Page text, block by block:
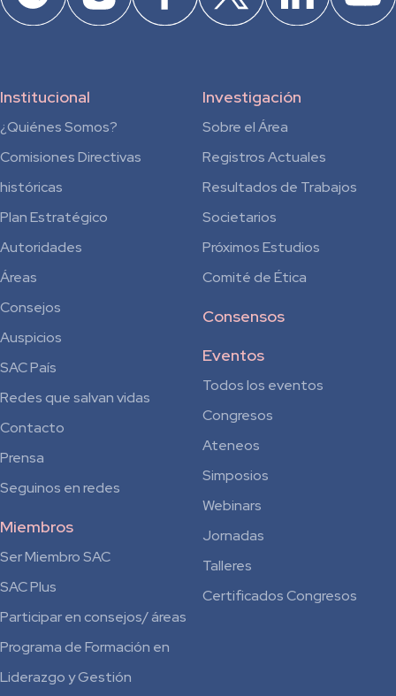
Institucional
¿Quiénes Somos?
Comisiones Directivas
históricas
Plan Estratégico
Autoridades
Áreas
Consejos
Auspicios
SAC País
Redes que salvan vidas
Contacto
Prensa
Seguinos en redes
Miembros
Ser Miembro SAC
SAC Plus
Participar en consejos/ áreas
Programa de Formación en
Liderazgo y Gestión
Investigación
Sobre el Área
Registros Actuales
Resultados de Trabajos
Societarios
Próximos Estudios
Comité de Ética
Consensos
Eventos
Todos los eventos
Congresos
Ateneos
Simposios
Webinars
Jornadas
Talleres
Certificados Congresos